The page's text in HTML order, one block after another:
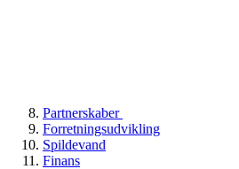
Partnerskaber
Forretningsudvikling
Spildevand
Finans